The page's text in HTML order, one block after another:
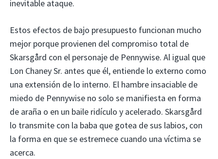
inevitable ataque.
Estos efectos de bajo presupuesto funcionan mucho
mejor porque provienen del compromiso total de
Skarsgård con el personaje de Pennywise. Al igual que
Lon Chaney Sr. antes que él, entiende lo externo como
una extensión de lo interno. El hambre insaciable de
miedo de Pennywise no solo se manifiesta en forma
de araña o en un baile ridículo y acelerado. Skarsgård
lo transmite con la baba que gotea de sus labios, con
la forma en que se estremece cuando una víctima se
acerca.